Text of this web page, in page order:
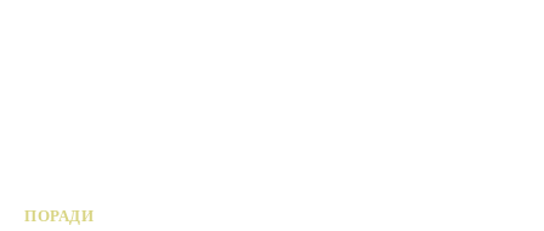
ПОРАДИ